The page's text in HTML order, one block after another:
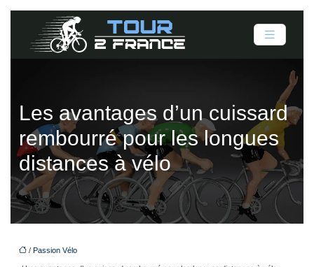
Les avantages d’un cuissard
rembourré pour les longues
distances à vélo
/ Passion Vélo